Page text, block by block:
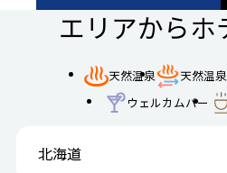
エリアからホ
天然温泉 天然温
ウェルカムバー
北海道